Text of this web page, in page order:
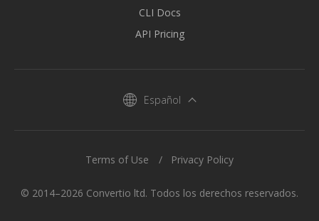
CLI Docs
API Pricing
Español
© 2014–2026 Convertio ltd. Todos los derechos reservados.
Terms of Use Privacy Policy